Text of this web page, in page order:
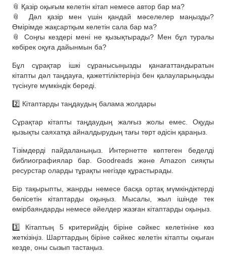
📎 Қазір оқығым келетін кітап немесе автор бар ма?
📎 Дәл қазір мен үшін қандай мәселелер маңызды?
Өмірімде жақсартқым келетін сала бар ма?
📎 Соңғы кездері мені не қызықтырады? Мен бұл туралы
көбірек оқуға дайынмын ба?
Бұл сұрақтар ішкі сұранысыңызды қанағаттандыратын
кітапты дәл таңдауға, қажеттіліктеріңіз бен қалауларыңызды
түсінуге мүмкіндік береді.
2️⃣ Кітаптарды таңдаудың балама жолдары
Сұрақтар кітапты таңдаудың жалғыз жолы емес. Оқуды
қызықты саяхатқа айналдырудың тағы төрт әдісін қараңыз.
Тізімдерді пайдаланыңыз. Интернетте көптеген беделді
библиографиялар бар. Goodreads және Amazon сияқты
ресурстар оларды тұрақты негізде құрастырады.
Бір тақырыпты, жанрды немесе басқа ортақ мүмкіндіктерді
бөлісетін кітаптарды оқыңыз. Мысалы, жыл ішінде тек
өмірбаяндарды немесе әйелдер жазған кітаптарды оқыңыз.
3️⃣ Кітаптың 5 критерийдің біріне сәйкес келетініне көз
жеткізіңіз. Шарттардың біріне сәйкес келетін кітапты оқыған
кезде, оны сызып тастаңыз.